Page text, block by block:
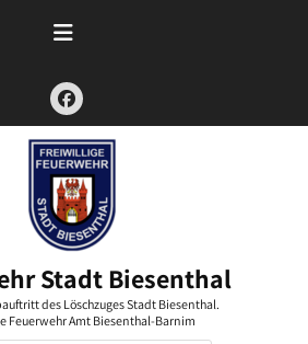
Facebook
Stadt Biesenthal
des Löschzuges Stadt Biesenthal.
Feuerwehr Amt Biesenthal-Barnim